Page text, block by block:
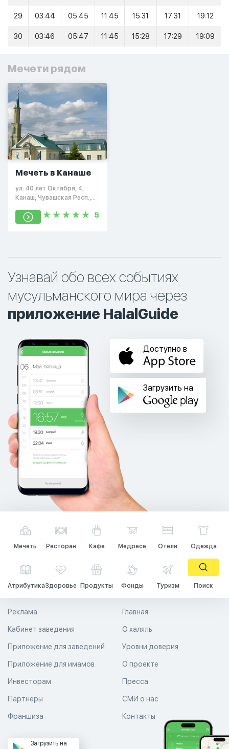
29 03:44 05:45 11:45 15:31 17:31 19:12
30 03:46 05:47 11:45 15:28 17:29 19:09
Мечети рядом
Мечеть в Канаше
ул. 40 лет Октября, 4,
Канаш, Чувашская Респ.,
5
Узнавай обо всех событиях
мусульманского мира через
приложение HalalGuide
Доступно в
Загрузить на
Мечеть Ресторан Кафе Медресе Отели Одежда
АтрибутикаЗдоровье Продукты Фонды Туризм Поиск
Главная
О халяль
Уровни доверия
Реклама
Кабинет заведения
Приложение для заведений
Приложение для имамов О проекте
Пресса
СМИ о нас
Контакты
Инвесторам
Партнеры
Франшиза
Загрузить на